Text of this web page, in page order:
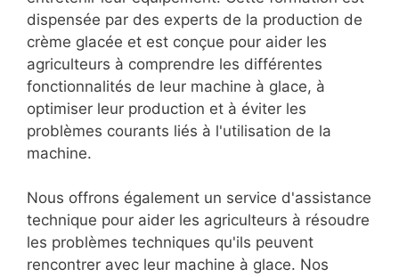
dispensée par des experts de la production de
crème glacée et est conçue pour aider les
agriculteurs à comprendre les différentes
fonctionnalités de leur machine à glace, à
optimiser leur production et à éviter les
problèmes courants liés à l'utilisation de la
machine.
Nous offrons également un service d'assistance
technique pour aider les agriculteurs à résoudre
les problèmes techniques qu'ils peuvent
rencontrer avec leur machine à glace. Nos